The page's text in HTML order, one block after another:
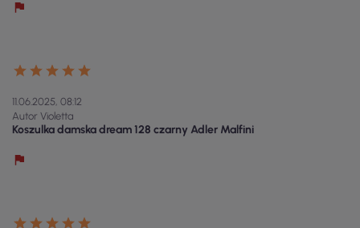
11.06.2025, 08:12
Autor Violetta
Koszulka damska dream 128 czarny Adler Malfini